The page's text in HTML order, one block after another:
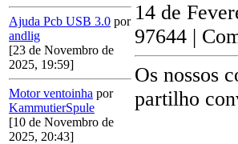
Ajuda Pcb USB 3.0 por
andlig
[23 de Novembro de
2025, 19:59]
Motor ventoinha por
KammutierSpule
[10 de Novembro de
2025, 20:43]
14 de
97644 |
Os nossos
partilho